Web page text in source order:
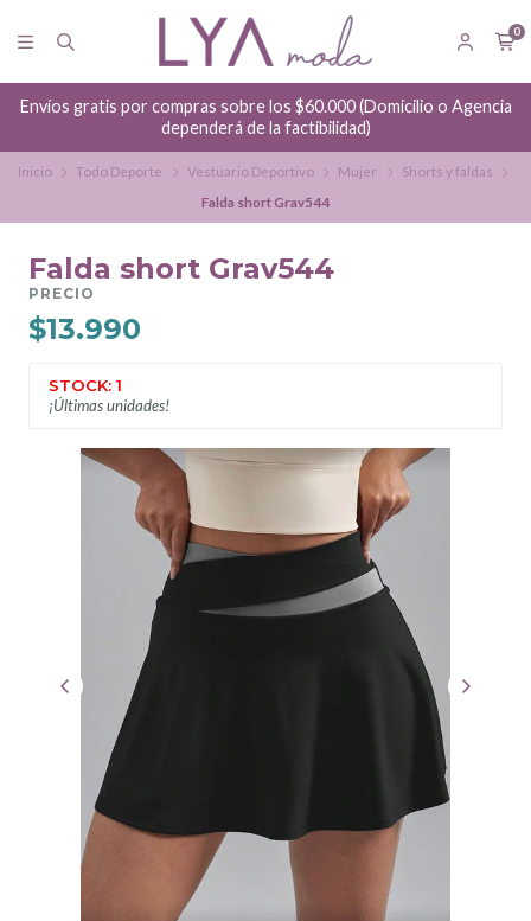
0
Envíos gratis por compras sobre los $60.000 (Domicilio o Agencia
dependerá de la factibilidad)
Inicio Todo Deporte Vestuario Deportivo Mujer
Shorts y faldas
Falda short Grav544
Falda short Grav544
PRECIO
$13.990
STOCK: 1
¡Últimas unidades!